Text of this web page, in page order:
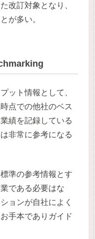
改訂対象となり、
が多い。
ット情報として、
点での他社のベス
績を記録している
非常に参考になる
準の参考情報とす
である必要はな
ョンが自社によく
手本でありガイド